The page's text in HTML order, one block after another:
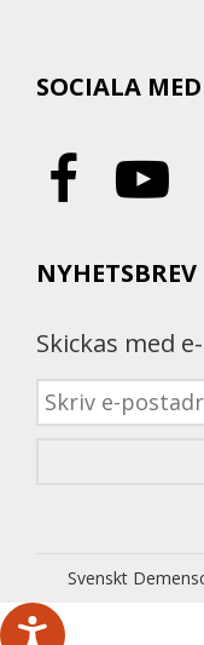
SOCIALA
NYHETSBREV
Skickas med
Svenskt